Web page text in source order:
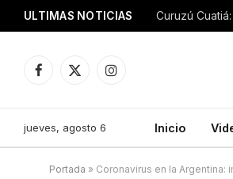
ULTIMAS NOTICIAS
Facebook
X
Instagram
jueves, agosto 6 Inicio
Portada » Coronavirus en la Argentina: